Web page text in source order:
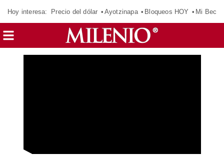
Hoy interesa: Precio del dólar Ayotzinapa Bloqueos HOY Mi Beca